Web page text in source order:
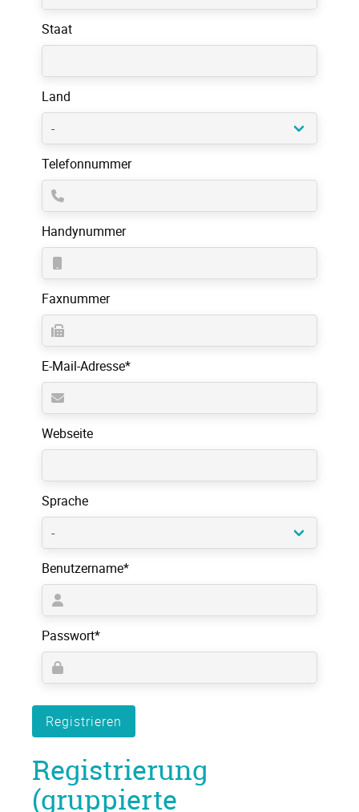
Staat
Land
Telefonnummer
Handynummer
Faxnummer
Pflichtfeld
E-Mail-Adresse*
Webseite
Sprache
Pflichtfeld
Benutzername*
Pflichtfeld
Passwort*
Registrieren
Registrierung
(gruppierte